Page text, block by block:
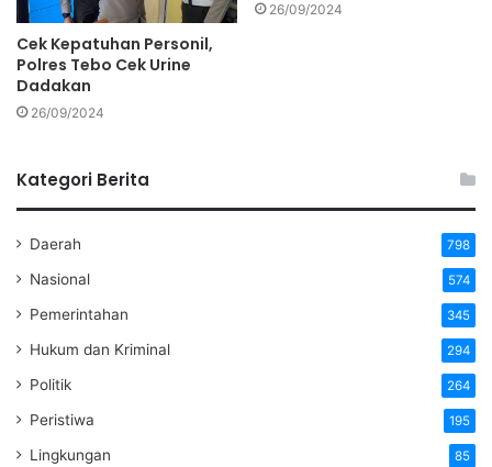
Cek Kepatuhan Personil,
Polres Tebo Cek Urine
Dadakan
26/09/2024
26/09/2024
Kategori Berita
Daerah 798
Nasional 574
Pemerintahan 345
Hukum dan Kriminal 294
Politik 264
Peristiwa 195
Lingkungan 85